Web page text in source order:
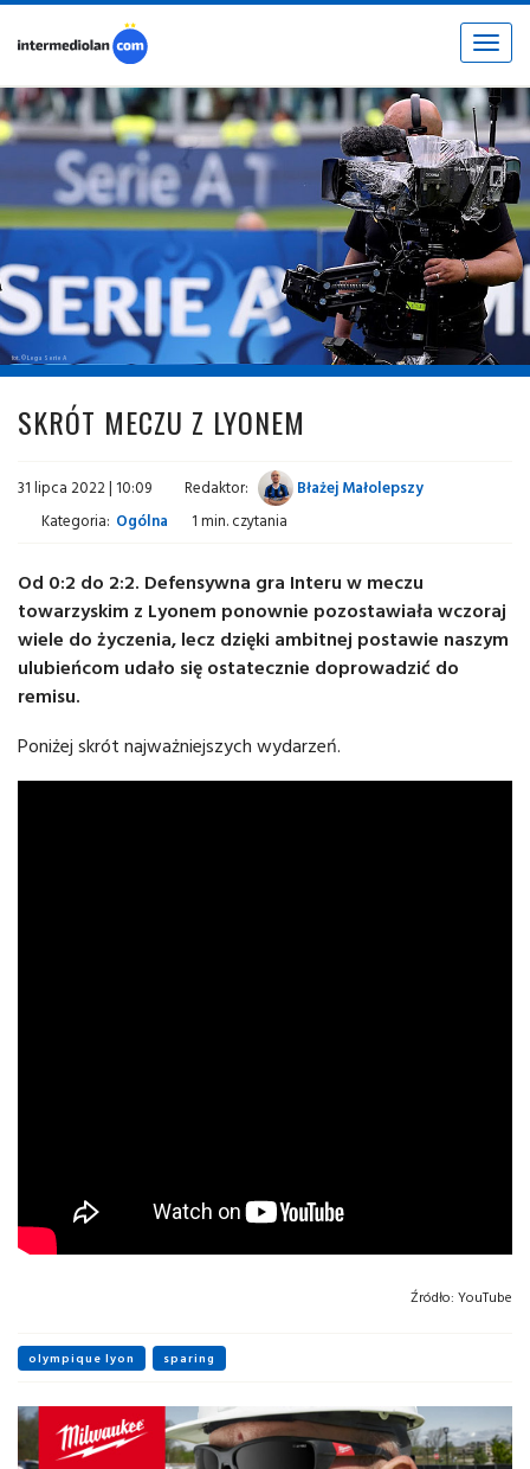
Toggle
fot. © Lega Serie A
SKRÓT MECZU Z LYONEM
31 lipca 2022 | 10:09 Redaktor:
Błażej Małolepszy
Kategoria: Ogólna 1 min. czytania
Od 0:2 do 2:2. Defensywna gra Interu w meczu
towarzyskim z Lyonem ponownie pozostawiała wczoraj
wiele do życzenia, lecz dzięki ambitnej postawie naszym
ulubieńcom udało się ostatecznie doprowadzić do
remisu.
Poniżej skrót najważniejszych wydarzeń.
Źródło: YouTube
olympique lyon sparing